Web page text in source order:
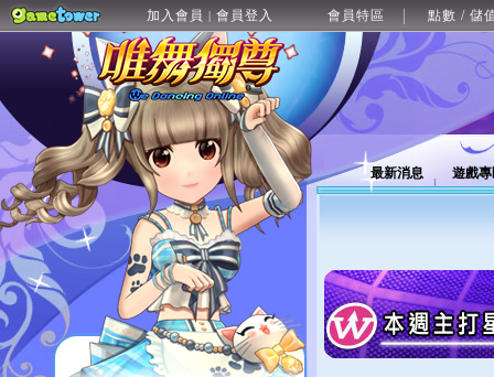
加入會員 | 會員登入 會員特區 點數 / 儲
最新消息 遊戲